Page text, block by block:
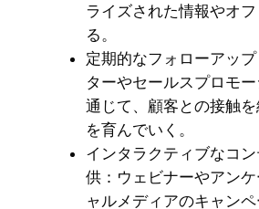
ライズされた情報やオ
る。
定期的なフォローアッ
ターやセールスプロモ
通じて、顧客との接触
を育んでいく。
インタラクティブなコ
供：ウェビナーやアン
ャルメディアのキャン